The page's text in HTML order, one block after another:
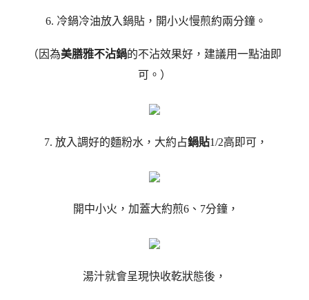
6. 冷鍋冷油放入鍋貼，開小火慢煎約兩分鐘。
（因為美膳雅不沾鍋的不沾效果好，建議用一點油即
可。）
7. 放入調好的麵粉水，大約占鍋貼1/2高即可，
開中小火，加蓋大約煎6、7分鐘，
湯汁就會呈現快收乾狀態後，